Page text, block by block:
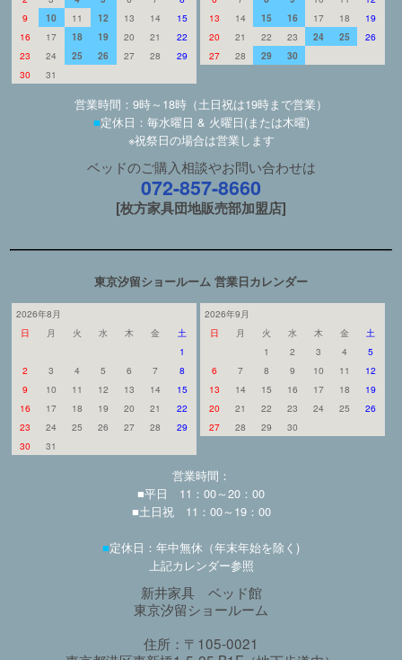
9
10 11 12 13 14
15
16
17 18 19 20 21
22
23
24 25 26 27 28
29
30
31
13
14 15 16 17 18
19
20
21 22 23 24 25
26
27
28 29 30
営業時間：9時～18時（土日祝は19時まで営業）
■定休日：毎水曜日 & 火曜日(または木曜)
※祝祭日の場合は営業します
ベッドのご購入相談やお問い合わせは
072-857-8660
[枚方家具団地販売部加盟店]
東京汐留ショールーム 営業日カレンダー
2026年8月
日
月 火 水 木 金
土
1
2
3 4 5 6 7
8
9
10 11 12 13 14
15
16
17 18 19 20 21
22
23
24 25 26 27 28
29
30
31
2026年9月
日
月 火 水 木 金
土
1
2 3 4
5
6
7 8 9 10 11
12
13
14 15 16 17 18
19
20
21 22 23 24 25
26
27
28 29 30
営業時間：
■平日 11：00～20：00
■土日祝 11：00～19：00
■定休日：年中無休（年末年始を除く)
上記カレンダー参照
新井家具 ベッド館
東京汐留ショールーム
住所：〒105-0021